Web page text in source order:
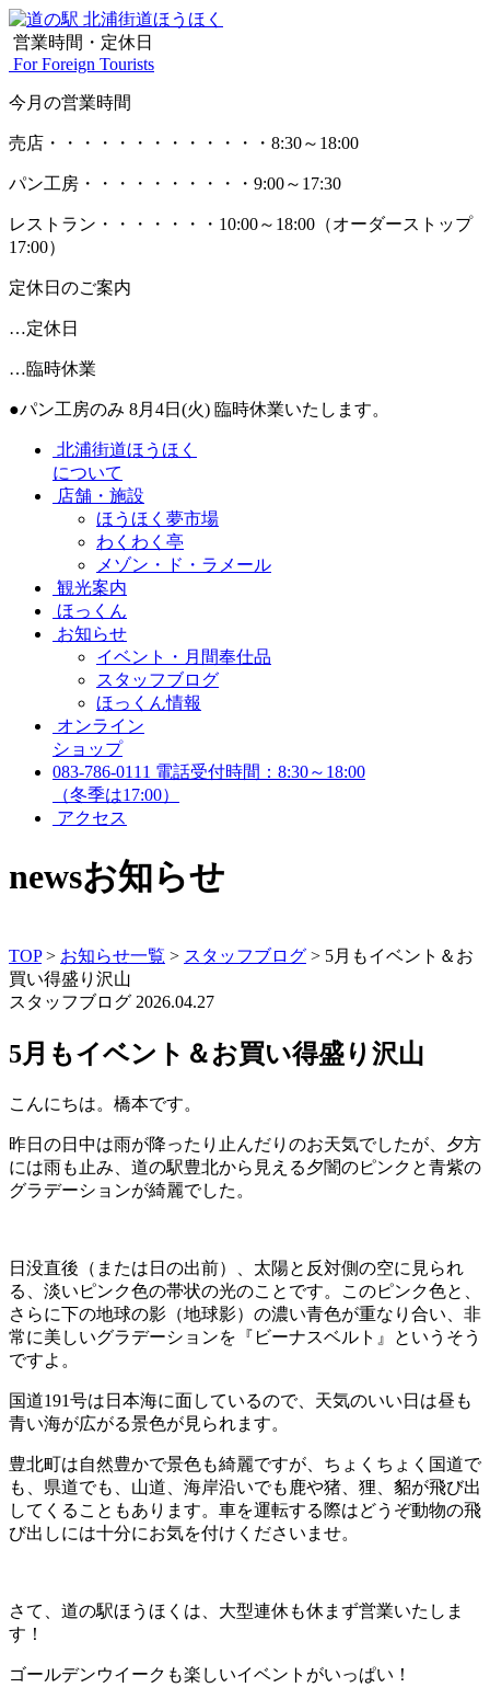
営業時間・定休日
For Foreign Tourists
今月の営業時間
売店 ・・・・・・・・・・・・・ 8:30～18:00
パン工房 ・・・・・・・・・・ 9:00～17:30
レストラン ・・・・・・・ 10:00～18:00 （オーダーストップ
17:00）
定休日のご案内
…定休日
…臨時休業
●パン工房のみ 8月4日(火) 臨時休業いたします。
北浦街道ほうほく
について
店舗・施設
ほうほく夢市場
わくわく亭
メゾン・ド・ラメール
観光案内
ほっくん
お知らせ
イベント・月間奉仕品
スタッフブログ
ほっくん情報
オンライン
ショップ
083-786-0111 電話受付時間：8:30～18:00
（冬季は17:00）
アクセス
newsお知らせ
TOP> お知らせ一覧 > スタッフブログ > 5月もイベント＆お
買い得盛り沢山
スタッフブログ 2026.04.27
5月もイベント＆お買い得盛り沢山
こんにちは。橋本です。
昨日の日中は雨が降ったり止んだりのお天気でしたが、夕方
には雨も止み、道の駅豊北から見える夕闇のピンクと青紫の
グラデーションが綺麗でした。
日没直後（または日の出前）、太陽と反対側の空に見られ
る、淡いピンク色の帯状の光のことです。このピンク色と、
さらに下の地球の影（地球影）の濃い青色が重なり合い、非
常に美しいグラデーションを『ビーナスベルト』というそう
ですよ。
国道191号は日本海に面しているので、天気のいい日は昼も
青い海が広がる景色が見られます。
豊北町は自然豊かで景色も綺麗ですが、ちょくちょく国道で
も、県道でも、山道、海岸沿いでも鹿や猪、狸、貂が飛び出
してくることもあります。車を運転する際はどうぞ動物の飛
び出しには十分にお気を付けくださいませ。
さて、道の駅ほうほくは、大型連休も休まず営業いたしま
す！
ゴールデンウイークも楽しいイベントがいっぱい！